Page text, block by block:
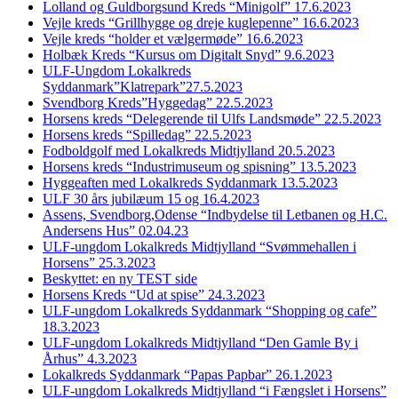
Lolland og Guldborgsund Kreds “Minigolf” 17.6.2023
Vejle kreds “Grillhygge og dreje kuglepenne” 16.6.2023
Vejle kreds “holder et vælgermøde” 16.6.2023
Holbæk Kreds “Kursus om Digitalt Snyd” 9.6.2023
ULF-Ungdom Lokalkreds
Syddanmark”Klatrepark”27.5.2023
Svendborg Kreds”Hyggedag” 22.5.2023
Horsens kreds “Delegerende til Ulfs Landsmøde” 22.5.2023
Horsens kreds “Spilledag” 22.5.2023
Fodboldgolf med Lokalkreds Midtjylland 20.5.2023
Horsens kreds “Industrimuseum og spisning” 13.5.2023
Hyggeaften med Lokalkreds Syddanmark 13.5.2023
ULF 30 års jubilæum 15 og 16.4.2023
Assens, Svendborg,Odense “Indbydelse til Letbanen og H.C.
Andersens Hus” 02.04.23
ULF-ungdom Lokalkreds Midtjylland “Svømmehallen i
Horsens” 25.3.2023
Beskyttet: en ny TEST side
Horsens Kreds “Ud at spise” 24.3.2023
ULF-ungdom Lokalkreds Syddanmark “Shopping og cafe”
18.3.2023
ULF-ungdom Lokalkreds Midtjylland “Den Gamle By i
Århus” 4.3.2023
Lokalkreds Syddanmark “Papas Papbar” 26.1.2023
ULF-ungdom Lokalkreds Midtjylland “i Fængslet i Horsens”